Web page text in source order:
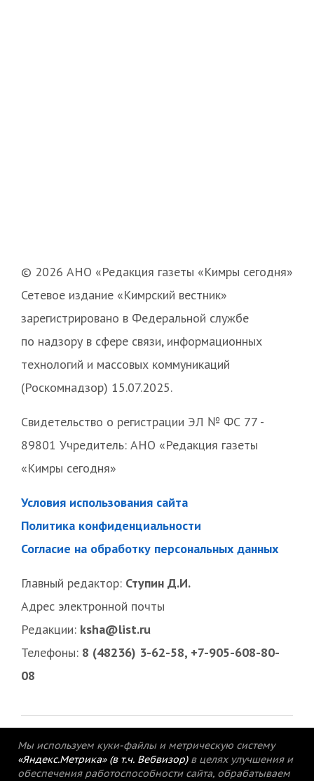
© 2026 АНО «Редакция газеты «Кимры сегодня»
Сетевое издание «Кимрский вестник»
зарегистрировано в Федеральной службе
по надзору в сфере связи, информационных
технологий и массовых коммуникаций
(Роскомнадзор) 15.07.2025.
Свидетельство о регистрации ЭЛ № ФС 77 -
89801 Учредитель: АНО «Редакция газеты
«Кимры сегодня»
Условия использования сайта
Политика конфиденциальности
Согласие на обработку персональных данных
Главный редактор: Ступин Д.И.
Адрес электронной почты
Редакции: ksha@list.ru
Телефоны: 8 (48236) 3-62-58, +7-905-608-80-
08
Мы используем куки-файлы и метрическую систему
«Яндекс.Метрика» (в т.ч. Вебвизор) в целях улучшения и
обеспечения работоспособности сайта, обрабатываем